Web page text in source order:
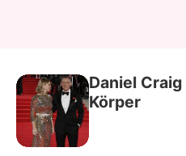
Daniel
Körper